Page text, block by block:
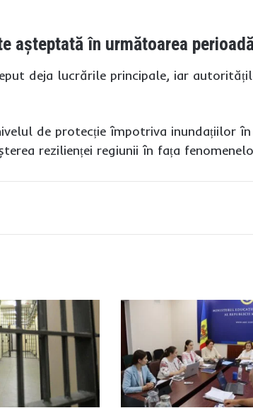
așteptată în următoarea
deja lucrările principale, iar
de protecție împotriva inundațiilor
rezilienței regiunii în fața